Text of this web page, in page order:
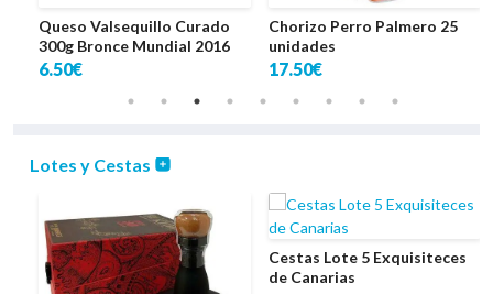
Queso Valsequillo Curado
300g Bronce Mundial 2016
6.50€
Chorizo Perro Palmero 25
unidades
17.50€
Lotes y Cestas